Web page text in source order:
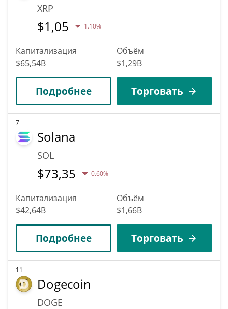
XRP
$1,05 1.10%
Капитализация
$65,54B
Объём
$1,29B
Подробнее Торговать
7
Solana
SOL
$73,35 0.60%
Капитализация
$42,64B
Объём
$1,66B
Подробнее Торговать
11
Dogecoin
DOGE